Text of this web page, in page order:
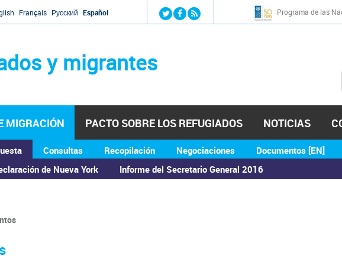
Jump to navigation
Français Русский Español Programa de las
y migrantes
MIGRACIÓN
de Nueva York Informe del Secretario General 2016
Consultas Recopilación Negociaciones Documentos [EN]
PACTO SOBRE LOS REFUGIADOS NOTICIAS